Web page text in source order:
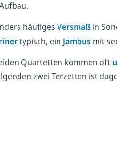
häufiges Versmaß in
typisch, ein Jambus mit
Quartetten kommen oft
zwei Terzetten ist